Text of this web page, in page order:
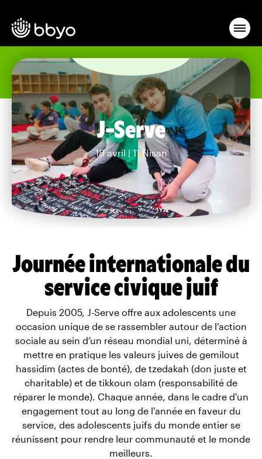
J-Serve
18 avril | 11 Nisan
Journée internationale du
service civique juif
Depuis 2005, J-Serve offre aux adolescents une
occasion unique de se rassembler autour de l’action
sociale au sein d’un réseau mondial uni, déterminé à
mettre en pratique les valeurs juives de gemilout
hassidim (actes de bonté), de tzedakah (don juste et
charitable) et de tikkoun olam (responsabilité de
réparer le monde). Chaque année, dans le cadre d'un
engagement tout au long de l'année en faveur du
service, des adolescents juifs du monde entier se
réunissent pour rendre leur communauté et le monde
meilleurs.